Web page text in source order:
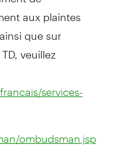
aux plaintes
que sur
veuillez
services-
ombudsman.jsp